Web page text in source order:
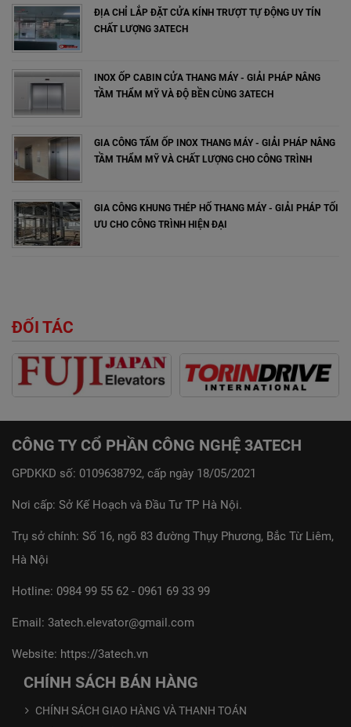
ĐỊA CHỈ LẮP ĐẶT CỬA KÍNH TRƯỢT TỰ ĐỘNG UY TÍN
CHẤT LƯỢNG 3ATECH
INOX ỐP CABIN CỬA THANG MÁY - GIẢI PHÁP NÂNG
TẦM THẨM MỸ VÀ ĐỘ BỀN CÙNG 3ATECH
GIA CÔNG TẤM ỐP INOX THANG MÁY - GIẢI PHÁP NÂNG
TẦM THẨM MỸ VÀ CHẤT LƯỢNG CHO CÔNG TRÌNH
GIA CÔNG KHUNG THÉP HỐ THANG MÁY - GIẢI PHÁP TỐI
ƯU CHO CÔNG TRÌNH HIỆN ĐẠI
ĐỐI TÁC
CÔNG TY CỔ PHẦN CÔNG NGHỆ 3ATECH
GPDKKD số: 0109638792, cấp ngày 18/05/2021
Nơi cấp: Sở Kế Hoạch và Đầu Tư TP Hà Nội.
Trụ sở chính: Số 16, ngõ 83 đường Thụy Phương, Bắc Từ Liêm,
Hà Nội
Hotline: 0984 99 55 62 - 0961 69 33 99
Email: 3atech.elevator@gmail.com
Website: https://3atech.vn
CHÍNH SÁCH BÁN HÀNG
CHÍNH SÁCH GIAO HÀNG VÀ THANH TOÁN